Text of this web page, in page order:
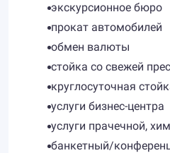
экскурсионное бюро
прокат автомобилей
обмен валюты
стойка со свежей
круглосуточная
услуги бизнес-центра
услуги прачечной,
банкетный/